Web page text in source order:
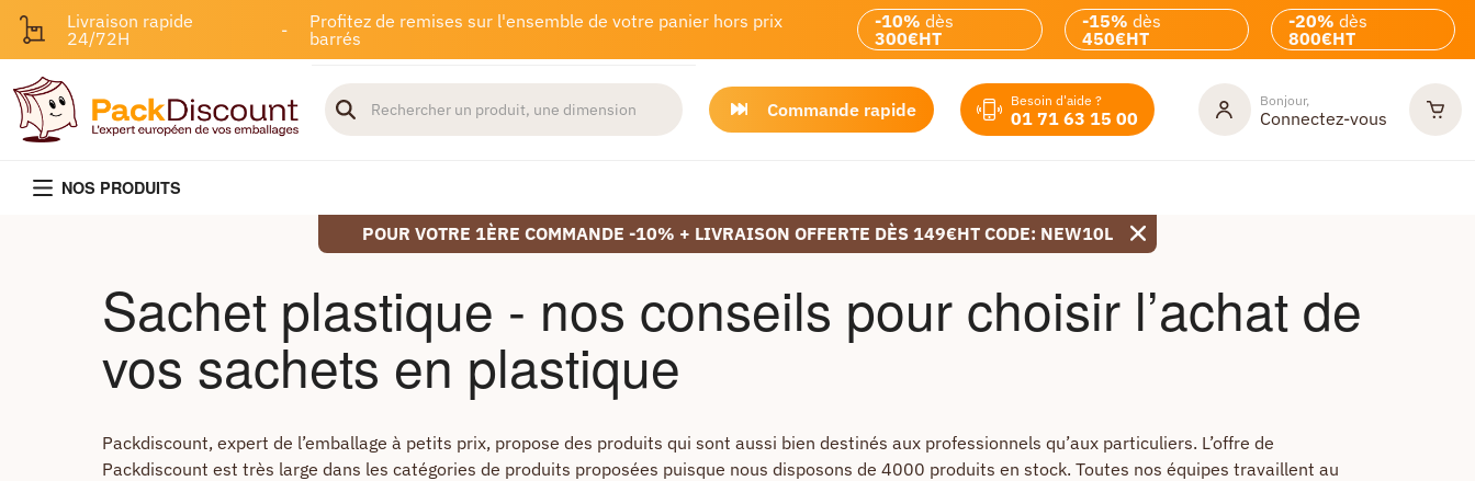
Livraison rapide
24/72H
-
Profitez de remises sur l'ensemble de votre panier hors prix
barrés
-10% dès
300€HT
-15% dès
450€HT
-20% dès
800€HT
Commande rapide Besoin d'aide ?
01 71 63 15 00
Bonjour,
Connectez-vous
NOS PRODUITS
POUR VOTRE 1ÈRE COMMANDE -10% + LIVRAISON OFFERTE DÈS 149€HT CODE: NEW10L
Sachet plastique - nos conseils pour choisir l’achat de
vos sachets en plastique
Packdiscount, expert de l’emballage à petits prix, propose des produits qui sont aussi bien destinés aux professionnels qu’aux particuliers. L’offre de
Packdiscount est très large dans les catégories de produits proposées puisque nous disposons de 4000 produits en stock. Toutes nos équipes travaillent au